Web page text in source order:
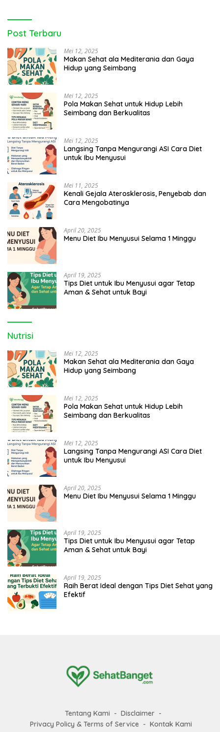
Post Terbaru
Mei 12, 2025
Makan Sehat ala Mediterania dan Gaya
Hidup yang Seimbang
Mei 12, 2025
Pola Makan Sehat untuk Hidup Lebih
Seimbang dan Berkualitas
Mei 12, 2025
Langsing Tanpa Mengurangi ASI Cara Diet
untuk Ibu Menyusui
Mei 11, 2025
Kenali Gejala Aterosklerosis, Penyebab dan
Cara Mengobatinya
April 20, 2025
Menu Diet Ibu Menyusui Selama 1 Minggu
April 19, 2025
Tips Diet untuk Ibu Menyusui agar Tetap
Aman & Sehat untuk Bayi
Nutrisi
Mei 12, 2025
Makan Sehat ala Mediterania dan Gaya
Hidup yang Seimbang
Mei 12, 2025
Pola Makan Sehat untuk Hidup Lebih
Seimbang dan Berkualitas
Mei 12, 2025
Langsing Tanpa Mengurangi ASI Cara Diet
untuk Ibu Menyusui
April 20, 2025
Menu Diet Ibu Menyusui Selama 1 Minggu
April 19, 2025
Tips Diet untuk Ibu Menyusui agar Tetap
Aman & Sehat untuk Bayi
April 19, 2025
Raih Berat Ideal dengan Tips Diet Sehat yang
Efektif
Tentang Kami
Disclaimer
Privacy Policy & Terms of Service
Kontak Kami